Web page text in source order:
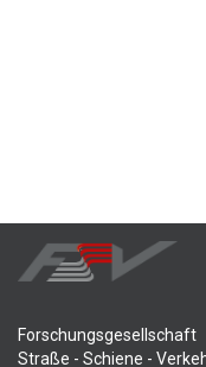
Forschungsgesellschaft
Straße - Schiene -